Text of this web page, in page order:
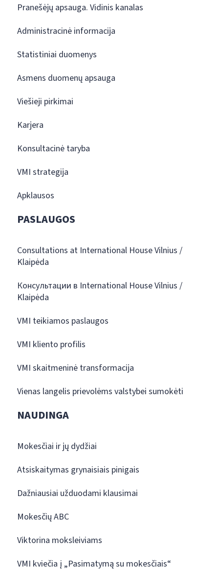
Pranešėjų apsauga. Vidinis kanalas
Administracinė informacija
Statistiniai duomenys
Asmens duomenų apsauga
Viešieji pirkimai
Karjera
Konsultacinė taryba
VMI strategija
Apklausos
PASLAUGOS
Consultations at International House Vilnius /
Klaipėda
Консультации в International House Vilnius /
Klaipėda
VMI teikiamos paslaugos
VMI kliento profilis
VMI skaitmeninė transformacija
Vienas langelis prievolėms valstybei sumokėti
NAUDINGA
Mokesčiai ir jų dydžiai
Atsiskaitymas grynaisiais pinigais
Dažniausiai užduodami klausimai
Mokesčių ABC
Viktorina moksleiviams
VMI kviečia į „Pasimatymą su mokesčiais“